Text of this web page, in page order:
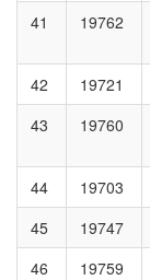
41
19762
42 19721
43
19760
44 19703
45
19747
46
19759